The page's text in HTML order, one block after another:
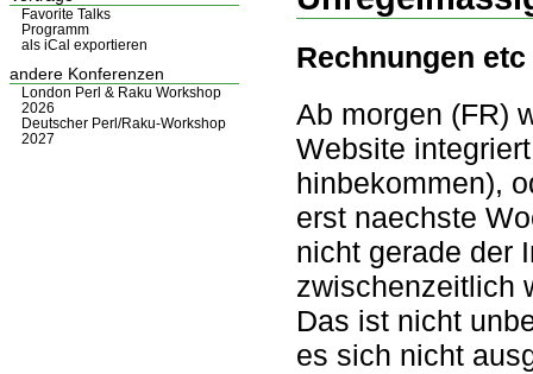
Rechnungen etc
Ab morgen (FR)
Website
hinbekommen),
erst naechste
nicht gerade der
zwischenzeitlich
Das ist nicht
es sich nicht
Favorite Talks
Programm
als iCal exportieren
andere Konferenzen
London Perl & Raku Workshop
2026
Deutscher Perl/Raku-Workshop
2027